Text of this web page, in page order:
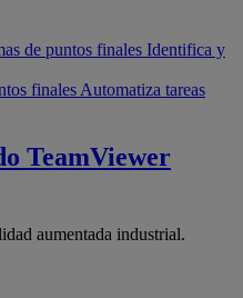
de puntos finales Identifica y
finales Automatiza tareas
TeamViewer
aumentada industrial.